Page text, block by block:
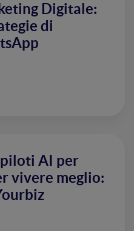
Digitale:
di
AI per
vivere meglio: